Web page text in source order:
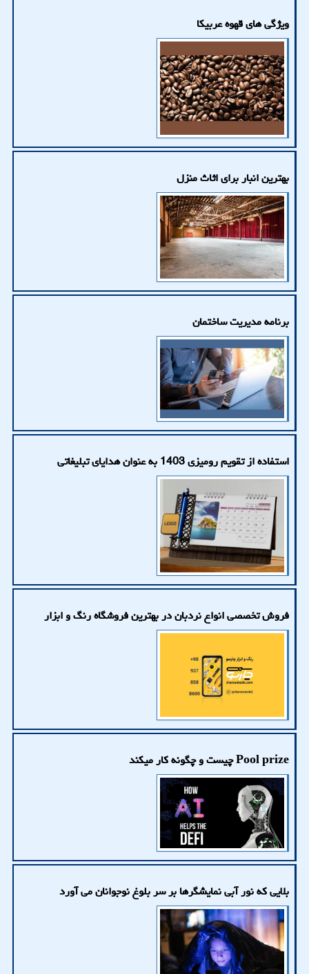
ویژگی های قهوه عربیکا
بهترین انبار برای اثاث منزل
برنامه مدیریت ساختمان
استفاده از تقویم رومیزی 1403 به عنوان هدایای تبلیغاتی
فروش تخصصی انواع نردبان در بهترین فروشگاه رنگ و ابزار
Pool prize چیست و چگونه کار میکند
بلایی که نور آبی نمایشگرها بر سر بلوغ نوجوانان می آورد